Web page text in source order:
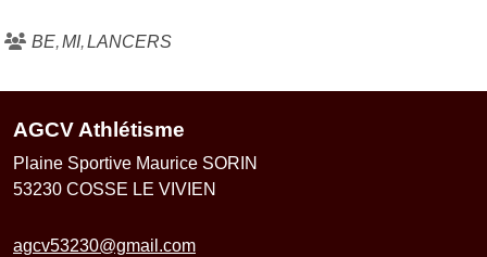
BE MI LANCERS
AGCV Athlétisme
Plaine Sportive Maurice SORIN
53230 COSSE LE VIVIEN
agcv53230@gmail.com